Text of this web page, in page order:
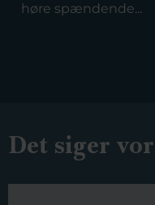
høre spændende...
Det siger